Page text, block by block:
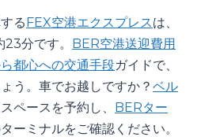
るFEX空港エクスプレスは、
分です。 BER空港送迎費用
都心への交通手段ガイドで、
う。車でお越しですか？ ベル
ペースを予約し、 BERター
ーミナルをご確認ください。